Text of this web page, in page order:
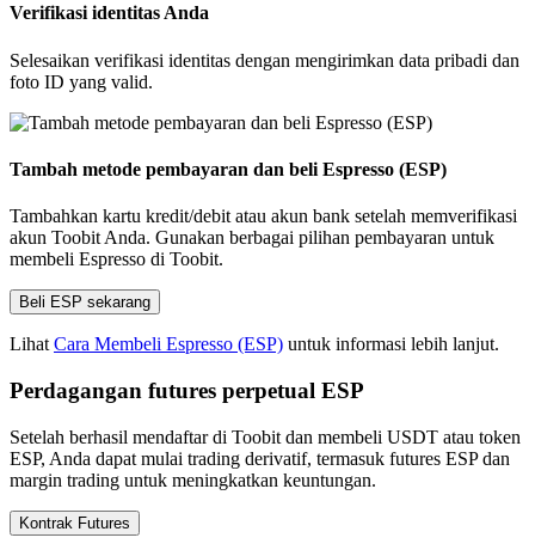
Verifikasi identitas Anda
Selesaikan verifikasi identitas dengan mengirimkan data pribadi dan
foto ID yang valid.
Tambah metode pembayaran dan beli Espresso (ESP)
Tambahkan kartu kredit/debit atau akun bank setelah memverifikasi
akun Toobit Anda. Gunakan berbagai pilihan pembayaran untuk
membeli Espresso di Toobit.
Beli ESP sekarang
Lihat Cara Membeli Espresso (ESP) untuk informasi lebih lanjut.
Perdagangan futures perpetual ESP
Setelah berhasil mendaftar di Toobit dan membeli USDT atau token
ESP, Anda dapat mulai trading derivatif, termasuk futures ESP dan
margin trading untuk meningkatkan keuntungan.
Kontrak Futures